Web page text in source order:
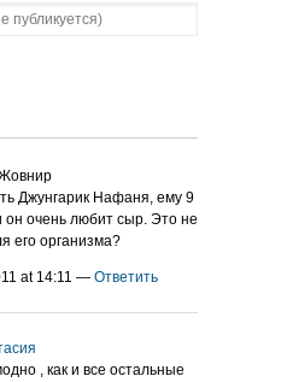
Джунгарик Нафаня, ему 9
он очень любит сыр. Это не
его организма?
at 14:11 — Ответить
, как и все остальные